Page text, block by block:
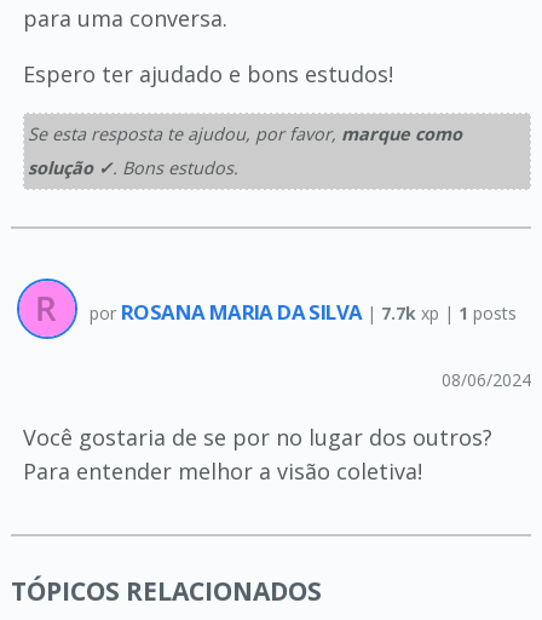
para uma conversa.
Espero ter ajudado e bons estudos!
Se esta resposta te ajudou, por favor, marque como
solução ✓. Bons estudos.
por ROSANA MARIA DA SILVA | 7.7k xp | 1 posts
08/06/2024
Você gostaria de se por no lugar dos outros?
Para entender melhor a visão coletiva!
TÓPICOS RELACIONADOS